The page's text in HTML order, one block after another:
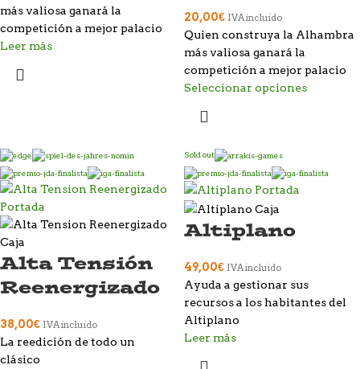
más valiosa ganará la
competición a mejor palacio
Leer más
20,00€ IVA incluido
Quien construya la Alhambra
más valiosa ganará la
competición a mejor palacio
Seleccionar opciones
Alta Tensión
Reenergizado
38,00€ IVA incluido
La reedición de todo un
clásico
Sold out
Altiplano
49,00€ IVA incluido
Ayuda a gestionar sus
recursos a los habitantes del
Altiplano
Leer más